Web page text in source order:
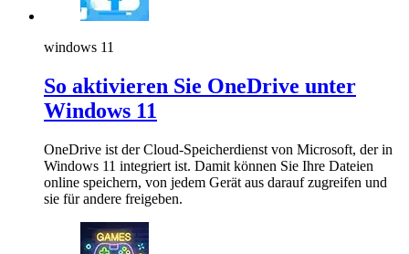
windows 11
So aktivieren Sie OneDrive unter
Windows 11
OneDrive ist der Cloud-Speicherdienst von Microsoft, der in
Windows 11 integriert ist. Damit können Sie Ihre Dateien
online speichern, von jedem Gerät aus darauf zugreifen und
sie für andere freigeben.